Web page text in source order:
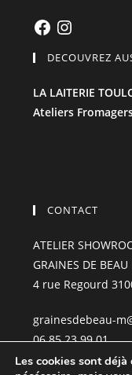
FacebookInstagram
DECOUVREZ
LA LAITERIE
Ateliers
CONTACT
ATELIER
GRAINES DE BEAU
4 rue Regourd
grainesdebeau-
06.85.23.99.01
Les cookies sont